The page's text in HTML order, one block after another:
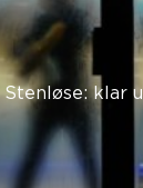
Stenløse: klar